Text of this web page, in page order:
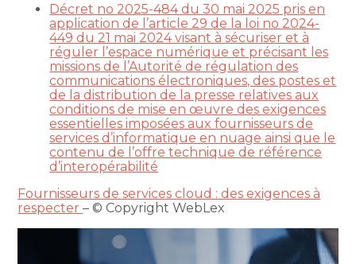
Décret no 2025-484 du 30 mai 2025 pris en
application de l’article 29 de la loi no 2024-
449 du 21 mai 2024 visant à sécuriser et à
réguler l’espace numérique et précisant les
missions de l’Autorité de régulation des
communications électroniques, des postes et
de la distribution de la presse relatives aux
conditions de mise en œuvre des exigences
essentielles imposées aux fournisseurs de
services d’informatique en nuage ainsi que le
contenu de l’offre technique de référence
d’interopérabilité
Fournisseurs de services cloud : des exigences à
respecter– © Copyright WebLex